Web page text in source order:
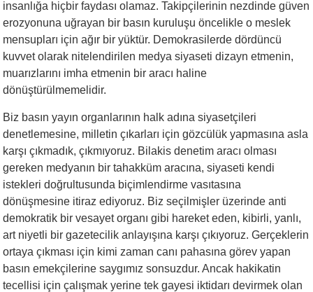
insanlığa hiçbir faydası olamaz. Takipçilerinin nezdinde güven
erozyonuna uğrayan bir basın kuruluşu öncelikle o meslek
mensupları için ağır bir yüktür. Demokrasilerde dördüncü
kuvvet olarak nitelendirilen medya siyaseti dizayn etmenin,
muarızlarını imha etmenin bir aracı haline
dönüştürülmemelidir.
Biz basın yayın organlarının halk adına siyasetçileri
denetlemesine, milletin çıkarları için gözcülük yapmasına asla
karşı çıkmadık, çıkmıyoruz. Bilakis denetim aracı olması
gereken medyanın bir tahakküm aracına, siyaseti kendi
istekleri doğrultusunda biçimlendirme vasıtasına
dönüşmesine itiraz ediyoruz. Biz seçilmişler üzerinde anti
demokratik bir vesayet organı gibi hareket eden, kibirli, yanlı,
art niyetli bir gazetecilik anlayışına karşı çıkıyoruz. Gerçeklerin
ortaya çıkması için kimi zaman canı pahasına görev yapan
basın emekçilerine saygımız sonsuzdur. Ancak hakikatin
tecellisi için çalışmak yerine tek gayesi iktidarı devirmek olan